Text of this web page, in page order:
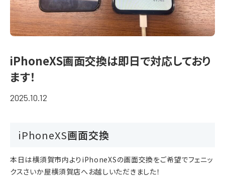
iPhoneXS画面交換は即日で対応しており
ます！
2025.10.12
iPhoneXS画面交換
本日は横須賀市内よりiPhoneXSの画面交換をご希望でフェニッ
クスさいか屋横須賀店へお越しいただきました！